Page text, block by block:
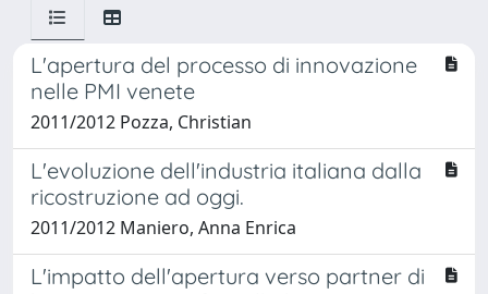
L'apertura del processo di innovazione
nelle PMI venete
2011/2012 Pozza, Christian
L'evoluzione dell'industria italiana dalla
ricostruzione ad oggi.
2011/2012 Maniero, Anna Enrica
L'impatto dell'apertura verso partner di